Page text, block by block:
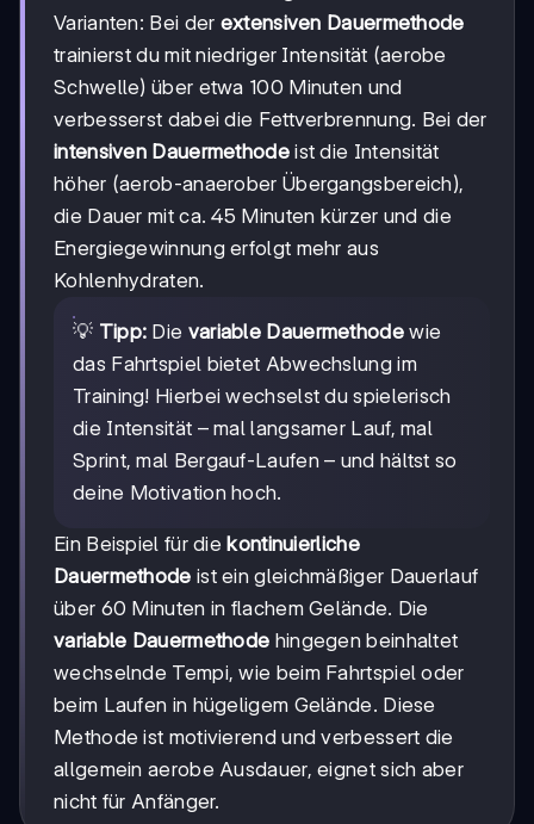
Varianten: Bei der extensiven Dauermethode
trainierst du mit niedriger Intensität (aerobe
Schwelle) über etwa 100 Minuten und
verbesserst dabei die Fettverbrennung. Bei der
intensiven Dauermethodeist die Intensität
höher (aerob-anaerober Übergangsbereich),
die Dauer mit ca. 45 Minuten kürzer und die
Energiegewinnung erfolgt mehr aus
Kohlenhydraten.
💡 Tipp: Die variable Dauermethodewie
das Fahrtspiel bietet Abwechslung im
Training! Hierbei wechselst du spielerisch
die Intensität – mal langsamer Lauf, mal
Sprint, mal Bergauf-Laufen – und hältst so
deine Motivation hoch.
Ein Beispiel für diekontinuierliche
Dauermethode ist ein gleichmäßiger Dauerlauf
über 60 Minuten in flachem Gelände. Die
variable Dauermethode hingegen beinhaltet
wechselnde Tempi, wie beim Fahrtspiel oder
beim Laufen in hügeligem Gelände. Diese
Methode ist motivierend und verbessert die
allgemein aerobe Ausdauer, eignet sich aber
nicht für Anfänger.